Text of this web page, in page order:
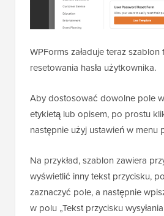
WPForms załaduje teraz szablon
resetowania hasła użytkownika.
Aby dostosować dowolne pole
etykietą lub opisem, po prostu
następnie użyj ustawień w menu
Na przykład, szablon zawiera
wyświetlić inny tekst przycisku,
zaznaczyć pole, a następnie
w polu „Tekst przycisku